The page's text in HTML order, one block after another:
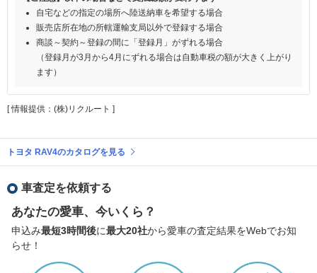
自宅などの指定の場所へ陸送納車を希望する場合
販売店所在地の所轄運輸支局以外で登録する場合
商談～契約～登録の間に「登録月」がずれる場合
（登録月が3月から4月にずれる場合は自動車税の額が大きく上がり
ます）
[ 情報提供：(株)リクルート ]
トヨタ RAV4のカタログを見る
車査定を依頼する
あなたの愛車、今いくら？
申込み最短3時間後に最大20社から愛車の査定結果をWebでお知
らせ！